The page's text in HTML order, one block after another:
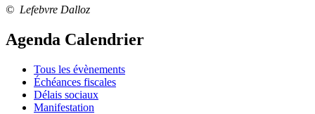
© Lefebvre Dalloz
Agenda Calendrier
Tous les évènements
Échéances fiscales
Délais sociaux
Manifestation